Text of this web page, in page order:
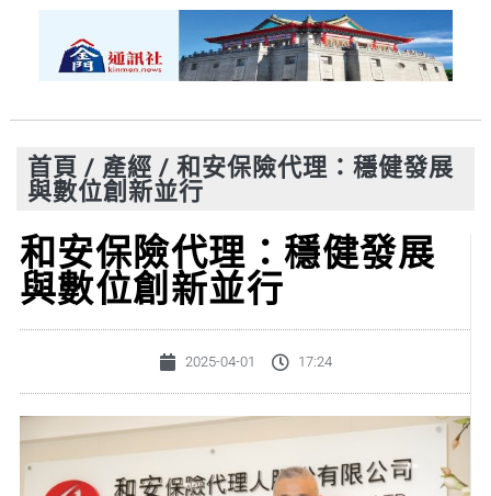
首頁 / 產經 / 和安保險代理：穩健發展
與數位創新並行
和安保險代理：穩健發展
與數位創新並行
2025-04-01 17:24